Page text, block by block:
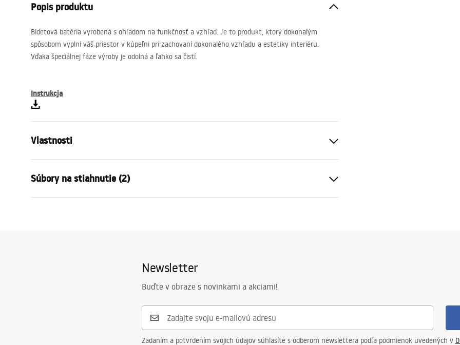
Popis produktu
Bidetová batéria vyrobená s ohľadom na funkčnosť a vzhľad. Je to produkt, ktorý dokonalým
spôsobom vyplní váš priestor v kúpeľni pri zachovaní dokonalého vzhľadu a estetiky interiéru.
Vďaka špeciálnej fáze výroby je odolná a ľahko sa čistí.
Instrukcja
Vlastnosti
Spôsob montáže
Farba
Zlatá
145
Súbory na stiahnutie (2)
Newsletter
Buďte v obraze s novinkami a akciami!
Zadaním a potvrdením svojich údajov súhlasíte s odberom newslettera podľa podmienok uvedených v